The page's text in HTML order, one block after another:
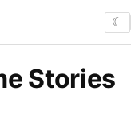
☾
Stories